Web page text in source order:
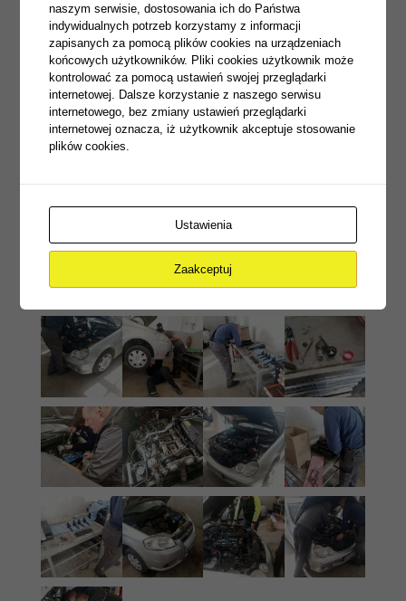
Opiekunowie: Daniel Zieliński, Paweł Wykowski, Krzysztof
Jabłoński
Autor publikacji: Karolina Staniszewska, źródło: FB szkoły.
naszym serwisie, dostosowania ich do Państwa
indywidualnych potrzeb korzystamy z informacji
zapisanych za pomocą plików cookies na urządzeniach
końcowych użytkowników. Pliki cookies użytkownik może
kontrolować za pomocą ustawień swojej przeglądarki
internetowej. Dalsze korzystanie z naszego serwisu
internetowego, bez zmiany ustawień przeglądarki
internetowej oznacza, iż użytkownik akceptuje stosowanie
plików cookies.
Ustawienia
Zaakceptuj